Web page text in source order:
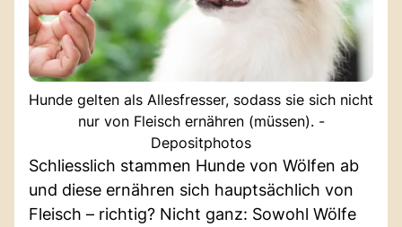
Hunde gelten als Allesfresser, sodass sie sich nicht
nur von Fleisch ernähren (müssen). -
Depositphotos
Schliesslich stammen Hunde von Wölfen ab
und diese ernähren sich hauptsächlich von
Fleisch – richtig? Nicht ganz: Sowohl Wölfe